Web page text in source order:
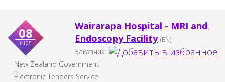
08
июл
Wairarapa Hospital - MRI and
Endoscopy Facility (EN)
Заказчик:
New Zealand Government
Electronic Tenders Service